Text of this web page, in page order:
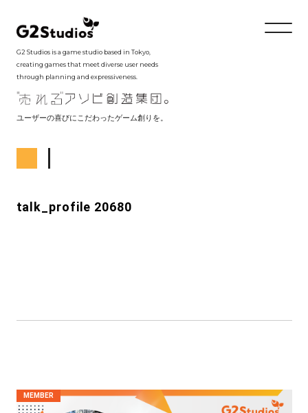
G2 Studios is a game studio based in Tokyo,
creating games that meet diverse user needs
through planning and expressiveness.
ユーザーの喜びにこだわったゲーム創りを。
talk_profile 20680
MEMBER